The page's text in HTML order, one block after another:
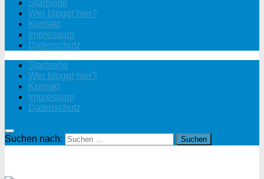
Startseite
Wer bloggt hier?
Kontakt
Impressum
Datenschutz
Startseite
Wer bloggt hier?
Kontakt
Impressum
Datenschutz
Suchen nach: